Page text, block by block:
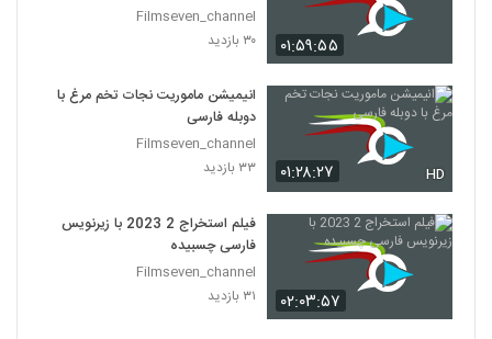
۰۱:۵۹:۵۵
Filmseven_channel
۳۰ بازدید
۰۱:۲۸:۲۷ HD
انیمیشن ماموریت نجات تخم مرغ با
دوبله فارسی
Filmseven_channel
۳۳ بازدید
۰۲:۰۳:۵۷
فیلم استخراج 2 2023 با زیرنویس
فارسی چسبیده
Filmseven_channel
۳۱ بازدید